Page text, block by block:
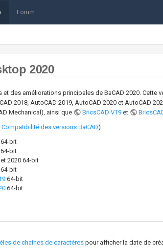
Forum
2020
des améliorations principales de BaCAD 2020. Cette
2018, AutoCAD 2019, AutoCAD 2020 et AutoCAD
Mechanical), ainsi que
BricsCAD V19 et
Compatibilité des versions BaCAD) :
bit
bit
2020 64-bit
bit
64-bit
64-bit
de chaines de caractères pour afficher la date de